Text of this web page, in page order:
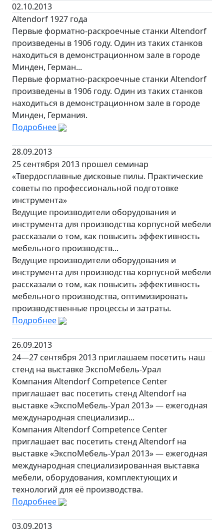
02.10.2013
Altendorf 1927 года
Первые форматно-раскроечные станки Altendorf
произведены в 1906 году. Один из таких станков
находиться в демонстрационном зале в городе
Минден, Герман...
Первые форматно-раскроечные станки Altendorf
произведены в 1906 году. Один из таких станков
находиться в демонстрационном зале в городе
Минден, Германия.
Подробнее
28.09.2013
25 сентября 2013 прошел семинар
«Твердосплавные дисковые пилы. Практические
советы по профессиональной подготовке
инструмента»
Ведущие производители оборудования и
инструмента для производства корпусной мебели
рассказали о том, как повысить эффективность
мебельного производств...
Ведущие производители оборудования и
инструмента для производства корпусной мебели
рассказали о том, как повысить эффективность
мебельного производства, оптимизировать
производственные процессы и затраты.
Подробнее
26.09.2013
24—27 сентября 2013 приглашаем посетить наш
стенд на выставке ЭкспоМебель-Урал
Компания Altendorf Competence Center
приглашает вас посетить стенд Altendorf на
выставке «ЭкспоМебель-Урал 2013» — ежегодная
международная специализир...
Компания Altendorf Competence Center
приглашает вас посетить стенд Altendorf на
выставке «ЭкспоМебель-Урал 2013» — ежегодная
международная специализированная выставка
мебели, оборудования, комплектующих и
технологий для её производства.
Подробнее
03.09.2013